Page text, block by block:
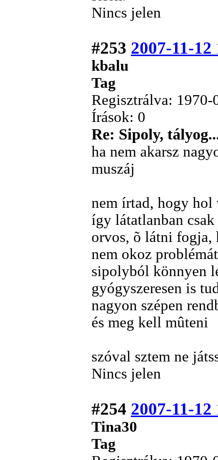
Nincs jelen
#253 2007-11-12
kbalu
Tag
Regisztrálva: 1970-
Írások: 0
Re: Sipoly,
ha nem akarsz
muszáj
nem írtad, hogy hol
így látatlanban
orvos, õ látni fogja,
nem okoz
sipolyból könnyen
gyógyszeresen is
nagyon szépen
és meg kell mûteni
szóval sztem ne
Nincs jelen
#254 2007-11-12
Tina30
Tag